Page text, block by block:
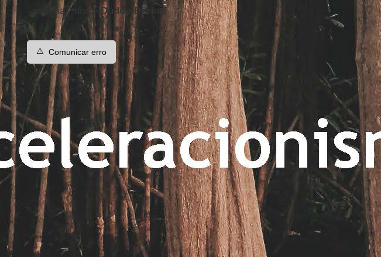
maioria," disse Duddy-Burke.
⚠️ Comunicar erro